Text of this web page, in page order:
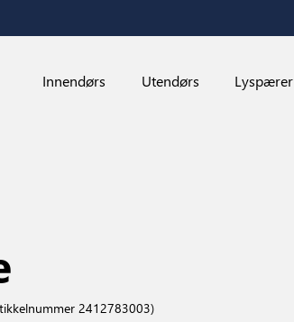
Innendørs Utendørs Lyspærer
2412783003)